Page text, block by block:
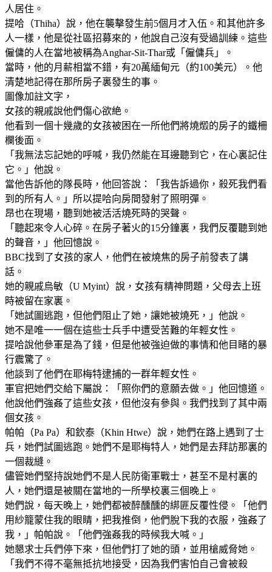
人居住。
提哈（Thiha）說，他在襲擊發生前5個月才入伍。和其他許多
人一樣，他是從社區招募來的，他說自己沒有受過訓練。這些
僱傭的人在當地被稱為Anghar-Sit-Thar或「僱傭兵」。
當時，他的月薪相當不錯，有20萬緬甸元（約100美元）。他
清楚地記得在那所房子裏發生的事。
圖像加註文字，
女孩的親戚說他們傷心欲絶。
他看到一個十幾歲的女孩被困在一所他們將燒燬的房子的鐵柵
欄後面。
「我無法忘記她的呼喊，我仍然能在耳邊聽到它，在心裏記住
它。」他說。
當他告訴他的隊長時，他回答說：「我告訴過你，殺死我們看
到的所有人。」所以提哈向房間發射了照明彈。
昂也在現場，聽到她被活活燒死時的哭聲。
「聽起來令人心碎。在房子著火的15分鐘裏，我們反覆聽到她
的聲音，」他回憶說。
BBC找到了女孩的家人，他們在被燒焦的房子前發表了講
話。
她的親戚烏敏（U Myint）說，女孩有精神問題，父母去上班
時被留在家裏。
「她試圖逃跑，但他們阻止了她，讓她被燒死，」他說。
她不是唯一一個在這些士兵手中遭受苦難的年輕女性。
提哈說他參軍是為了錢，但是他被強迫做的事情和他目睹的暴
行震驚了。
他談到了他們在耶梅特逮捕的一群年輕女性。
軍官把她們交給下屬說：「照你們的意願去做。」他回憶道。
他說他們強姦了這些女孩，但他沒有參與。我們找到了其中兩
個女孩。
帕帕（Pa Pa）和欽泰（Khin Htwe）說，她們在路上遇到了士
兵，她們試圖逃跑。她們不是耶梅特人，她們是去拜訪那裏的
一個裁縫。
儘管她們堅持說她們不是人民防衛軍戰士，甚至不是村裏的
人，她們還是被關在當地的一所學校裏三個晚上。
她們說，每天晚上，她們都被醉醺醺的綁匪反覆性侵。「他們
用紗籠蒙住我的眼睛，把我推倒，他們脫下我的衣服，強姦了
我，」帕帕說。「他們強姦我的時候我大喊。」
她懇求士兵們停下來，但他們打了她的頭，並用槍威脅她。
「我們不得不毫無抵抗地接受，因為我們害怕自己會被殺